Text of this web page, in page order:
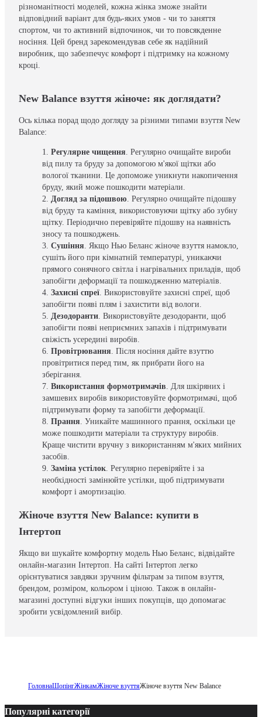
різноманітності моделей, кожна жінка зможе знайти
відповідний варіант для будь-яких умов - чи то заняття
спортом, чи то активний відпочинок, чи то повсякденне
носіння. Цей бренд зарекомендував себе як надійний
виробник, що забезпечує комфорт і підтримку на кожному
кроці.
New Balance взуття жіноче: як доглядати?
Ось кілька порад щодо догляду за різними типами взуття New
Balance:
Регулярне чищення . Регулярно очищайте вироби
від пилу та бруду за допомогою м'якої щітки або
вологої тканини. Це допоможе уникнути накопичення
бруду, який може пошкодити матеріали.
Догляд за підошвою . Регулярно очищайте підошву
від бруду та каміння, використовуючи щітку або зубну
щітку. Періодично перевіряйте підошву на наявність
зносу та пошкоджень.
Сушіння . Якщо Нью Беланс жіноче взуття намокло,
сушіть його при кімнатній температурі, уникаючи
прямого сонячного світла і нагрівальних приладів, щоб
запобігти деформації та пошкодженню матеріалів.
Захисні спреї . Використовуйте захисні спреї, щоб
запобігти появі плям і захистити від вологи.
Дезодоранти . Використовуйте дезодоранти, щоб
запобігти появі неприємних запахів і підтримувати
свіжість усередині виробів.
Провітрювання . Після носіння дайте взуттю
провітритися перед тим, як прибрати його на
зберігання.
Використання формотримачів . Для шкіряних і
замшевих виробів використовуйте формотримачі, щоб
підтримувати форму та запобігти деформації.
Прання . Уникайте машинного прання, оскільки це
може пошкодити матеріали та структуру виробів.
Краще чистити вручну з використанням м'яких мийних
засобів.
Заміна устілок . Регулярно перевіряйте і за
необхідності замінюйте устілки, щоб підтримувати
комфорт і амортизацію.
Жіноче взуття New Balance: купити в
Інтертоп
Якщо ви шукайте комфортну модель Нью Беланс, відвідайте
онлайн-магазин Інтертоп. На сайті Інтертоп легко
орієнтуватися завдяки зручним фільтрам за типом взуття,
брендом, розміром, кольором і ціною. Також в онлайн-
магазині доступні відгуки інших покупців, що допомагає
зробити усвідомлений вибір.
ГоловнаШопінгЖінкамЖіноче взуттяЖіноче взуття New Balance
Популярні категорії